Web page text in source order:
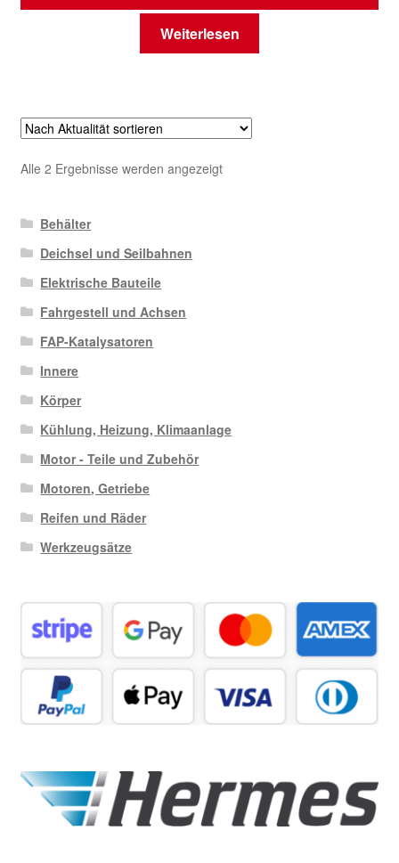
Weiterlesen
Alle 2 Ergebnisse werden angezeigtNach
Behälter
Deichsel und Seilbahnen
Elektrische Bauteile
Fahrgestell und Achsen
FAP-Katalysatoren
Innere
Körper
Kühlung, Heizung, Klimaanlage
Motor - Teile und Zubehör
Motoren, Getriebe
Reifen und Räder
Werkzeugsätze